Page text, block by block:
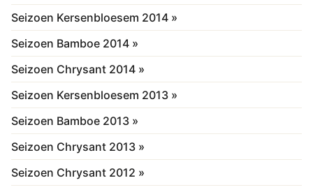
Seizoen Kersenbloesem 2014 »
Seizoen Bamboe 2014 »
Seizoen Chrysant 2014 »
Seizoen Kersenbloesem 2013 »
Seizoen Bamboe 2013 »
Seizoen Chrysant 2013 »
Seizoen Chrysant 2012 »